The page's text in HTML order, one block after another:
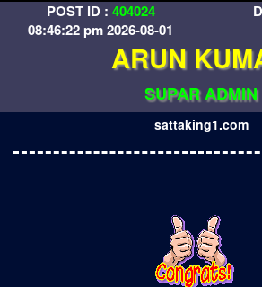
POST ID : 404024
08:46:22 pm 2026-08-01
ARUN
SUPAR ADMIN
sattaking1.com